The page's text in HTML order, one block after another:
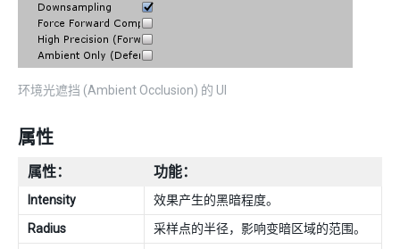
环境光遮挡 (Ambient Occlusion) 的 UI
属性
属性： 功能：
Intensity
效果产生的黑暗程度。
Radius
采样点的半径，影响变暗区域的范围。